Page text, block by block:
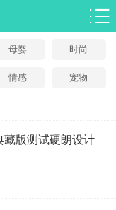
母婴 时尚
情感 宠物
藏版测试硬朗设计